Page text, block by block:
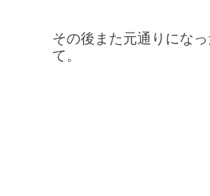
その後また元通りにな
て。